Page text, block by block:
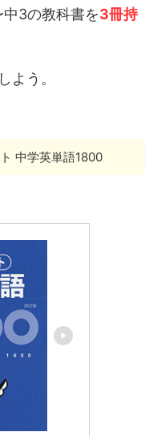
3の教科書を3冊持
よう。
中学英単語1800